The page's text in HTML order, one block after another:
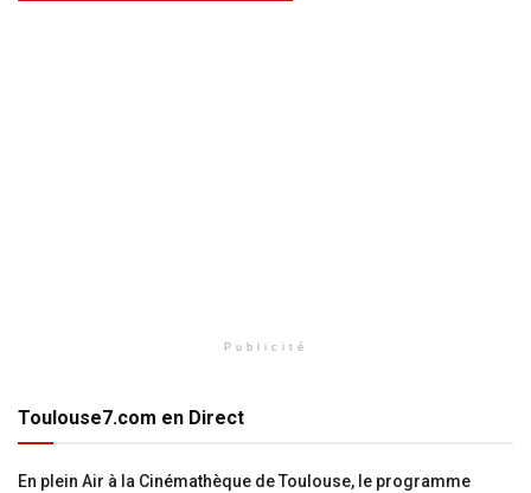
Publicité
Toulouse7.com en Direct
En plein Air à la Cinémathèque de Toulouse, le programme